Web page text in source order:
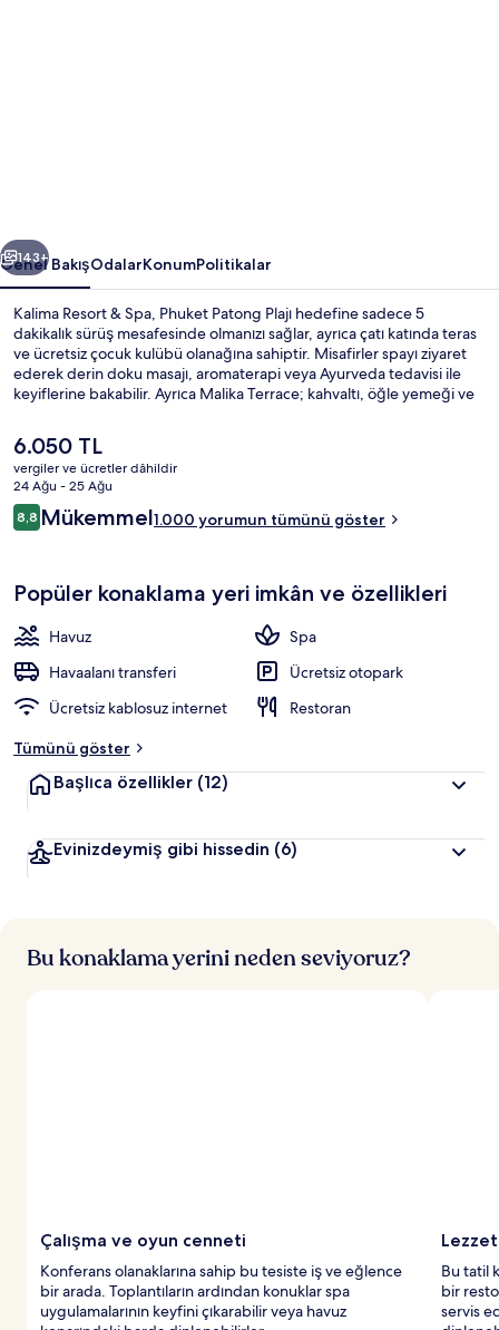
Sonraki
143+
Genel BakışOdalarKonumPolitikalar
Kalima Resort & Spa, Phuket Patong Plajı hedefine sadece 5
dakikalık sürüş mesafesinde olmanızı sağlar, ayrıca çatı katında teras
ve ücretsiz çocuk kulübü olanağına sahiptir. Misafirler spayı ziyaret
ederek derin doku masajı, aromaterapi veya Ayurveda tedavisi ile
keyiflerine bakabilir. Ayrıca Malika Terrace; kahvaltı, öğle yemeği ve
bu lüks resort otel dâhilindeki diğer öne çıkan özellikler
arasındadır. Misafirler yardıma hazır personel ve konaklama yerinin
genel durumu ile ilgili harika yorumlarda bulunuyor.
Şu
anki
fiyat
6.050 TL
6.050 TL
vergiler ve ücretler dâhildir
24 Ağu - 25 Ağu
Yorumlar
8,88,8/10
Mükemmel1.000 yorumun tümünü göster
Popüler konaklama yeri imkân ve özellikleri
Havuz
Spa
Havaalanı transferi
Ücretsiz otopark
Ücretsiz kablosuz internet
Restoran
Tümünü göster
Başlıca özellikler (12)
Evinizdeymiş gibi hissedin (6)
Bu konaklama yerini neden seviyoruz?
Çalışma ve oyun cenneti
Konferans olanaklarına sahip bu tesiste iş ve eğlence
bir arada. Toplantıların ardından konuklar spa
uygulamalarının keyfini çıkarabilir veya havuz
Bu tatil
bir
servis